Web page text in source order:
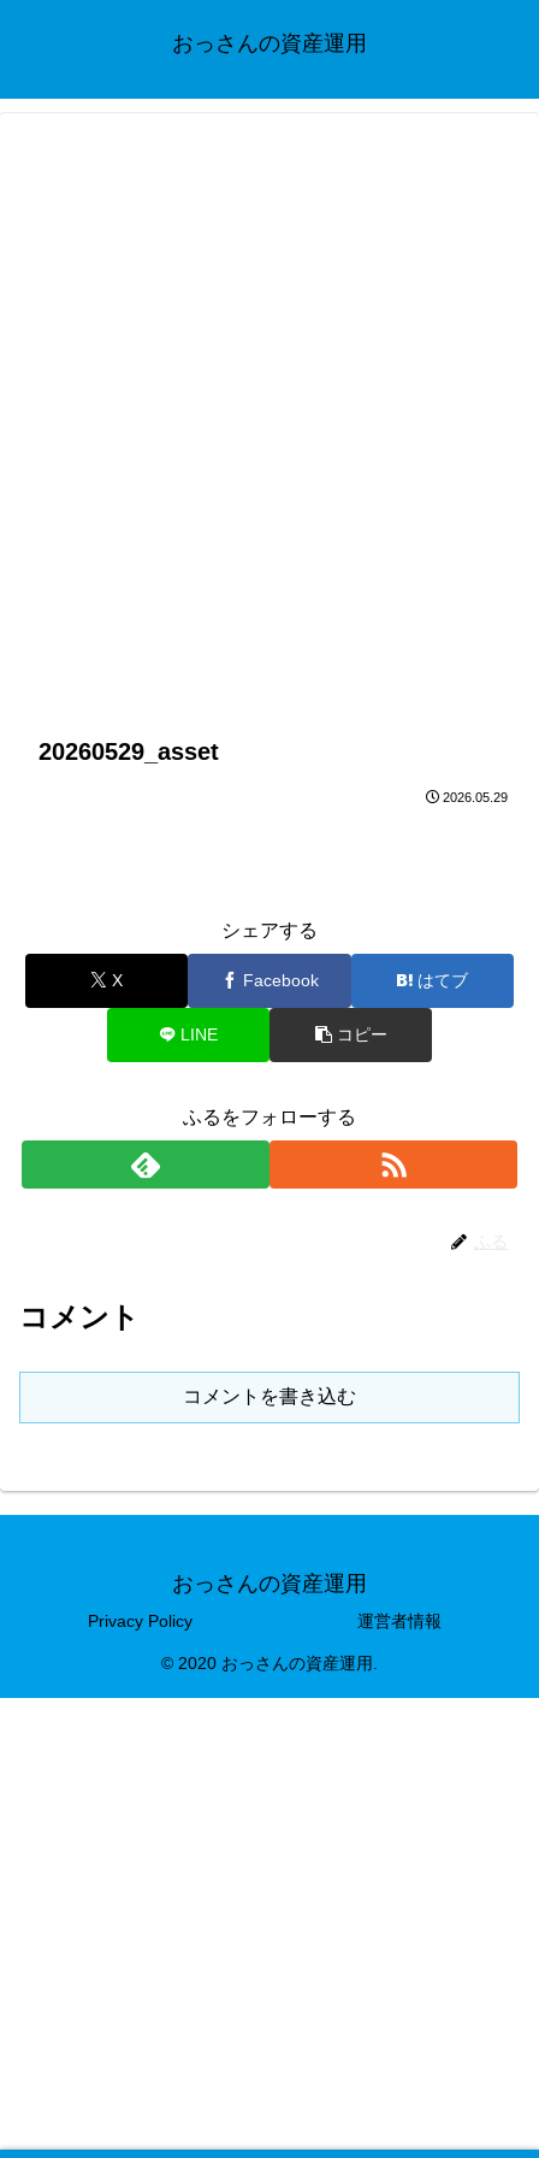
おっさんの資産運用
20260529_asset
2026.05.29
シェアする
X Facebook はてブ
LINE コピー
ふるをフォローする
コメント
コメントを書き込む
おっさんの資産運用
Privacy Policy 運営者情報
© 2020 おっさんの資産運用.